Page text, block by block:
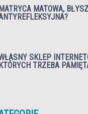
MATRYCA MATOWA,
SKLEP
KTÓRYCH TRZEBA